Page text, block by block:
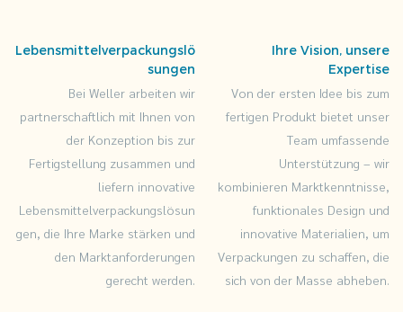
Frites, weiße
Papierbox 2
16oz Kraft
Pommes Frites
Boxen, Einweg-
Frites, weiße
Papierbox 3
16oz Kraft
Pommes Frites
Boxen, Einweg-
Frites, weiße
Lebensmittelverpackungslö
sungen
Bei Weller arbeiten wir
partnerschaftlich mit Ihnen von
der Konzeption bis zur
Fertigstellung zusammen und
liefern innovative
Lebensmittelverpackungslösun
gen, die Ihre Marke stärken und
den Marktanforderungen
gerecht werden.
Ihre Vision, unsere
Expertise
Von der ersten Idee bis zum
fertigen Produkt bietet unser
Team umfassende
Unterstützung – wir
kombinieren Marktkenntnisse,
funktionales Design und
innovative Materialien, um
Verpackungen zu schaffen, die
sich von der Masse abheben.